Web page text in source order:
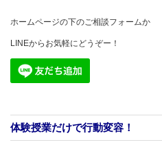
ホームページの下のご相談フォームか
LINEからお気軽にどうぞー！
体験授業だけで行動変容！